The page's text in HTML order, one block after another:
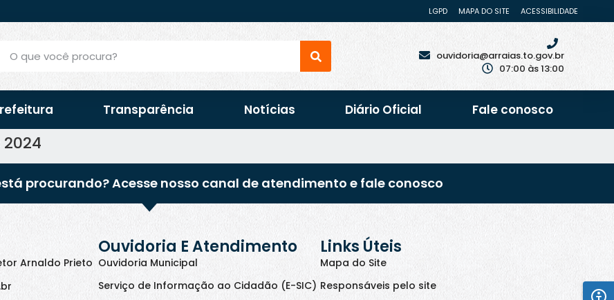
LGPD MAPA DO SITE ACESSIBILIDADE
ouvidoria@arraias.to.gov.br
07:00 às 13:00
Transparência Notícias Diário Oficial Fale conosco
procurando? Acesse nosso canal de atendimento e fale conosco
Arnaldo Prieto
Ouvidoria E Atendimento
Ouvidoria Municipal
Serviço de Informação ao Cidadão (E-SIC)
Links Úteis
Mapa do Site
Responsáveis pelo site